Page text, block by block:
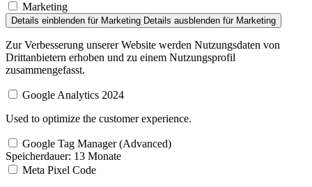
Marketing
Details einblenden für Marketing Details ausblenden für Marketing
Zur Verbesserung unserer Website werden Nutzungsdaten von
Drittanbietern erhoben und zu einem Nutzungsprofil
zusammengefasst.
Google Analytics 2024
Used to optimize the customer experience.
Google Tag Manager (Advanced)
Speicherdauer: 13 Monate
Meta Pixel Code